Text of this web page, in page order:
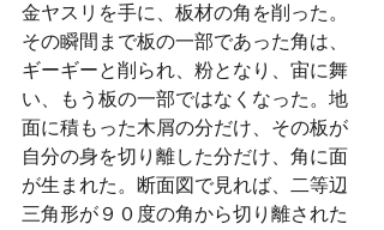
金ヤスリを手に、板材の角を削った。
その瞬間まで板の一部であった角は、
ギーギーと削られ、粉となり、宙に舞
い、もう板の一部ではなくなった。地
面に積もった木屑の分だけ、その板が
自分の身を切り離した分だけ、角に面
が生まれた。断面図で見れば、二等辺
三角形が９０度の角から切り離された